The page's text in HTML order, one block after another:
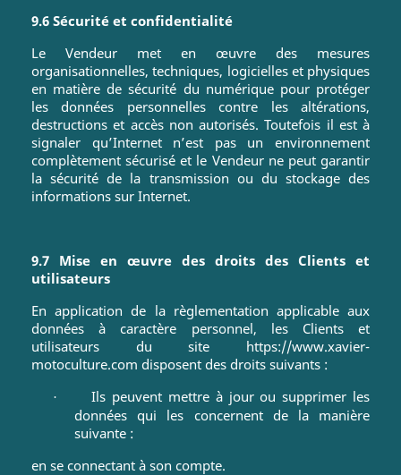
9.6 Sécurité et confidentialité
Le Vendeur met en œuvre des mesures
organisationnelles, techniques, logicielles et physiques
en matière de sécurité du numérique pour protéger
les données personnelles contre les altérations,
destructions et accès non autorisés. Toutefois il est à
signaler qu’Internet n’est pas un environnement
complètement sécurisé et le Vendeur ne peut garantir
la sécurité de la transmission ou du stockage des
informations sur Internet.
9.7 Mise en œuvre des droits des Clients et
utilisateurs
En application de la règlementation applicable aux
données à caractère personnel, les Clients et
utilisateurs du site https://www.xavier-
motoculture.com disposent des droits suivants :
·
Ils peuvent mettre à jour ou supprimer les
données qui les concernent de la manière
suivante :
en se connectant à son compte.